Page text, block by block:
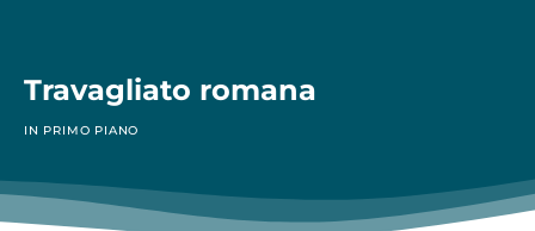
Travagliato romana
IN PRIMO PIANO